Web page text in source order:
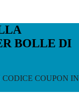
BOLLE DI
COUPON IN